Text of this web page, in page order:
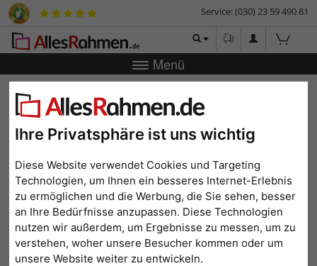
Ihre Privatsphäre ist uns wichtig
Diese Website verwendet Cookies und Targeting
Technologien, um Ihnen ein besseres Internet-Erlebnis
zu ermöglichen und die Werbung, die Sie sehen, besser
an Ihre Bedürfnisse anzupassen. Diese Technologien
nutzen wir außerdem, um Ergebnisse zu messen, um zu
verstehen, woher unsere Besucher kommen oder um
unsere Website weiter zu entwickeln.
Service: (030) 23 59 490 81
Menü
Zurück
Holz
Holzrahmen La Gomera
Holzrahmen La Gomera